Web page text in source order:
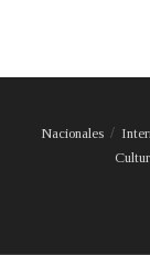
Nacionales